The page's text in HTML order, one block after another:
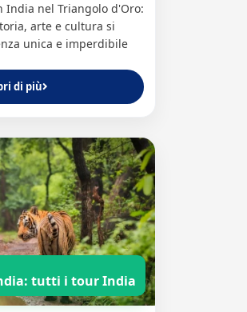
India nel Triangolo d'Oro:
arte e cultura si
unica e imperdibile
di più
tutti i tour India